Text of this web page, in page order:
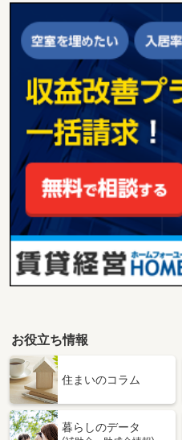
お役立ち情報
住まいのコラム
暮らしのデータ